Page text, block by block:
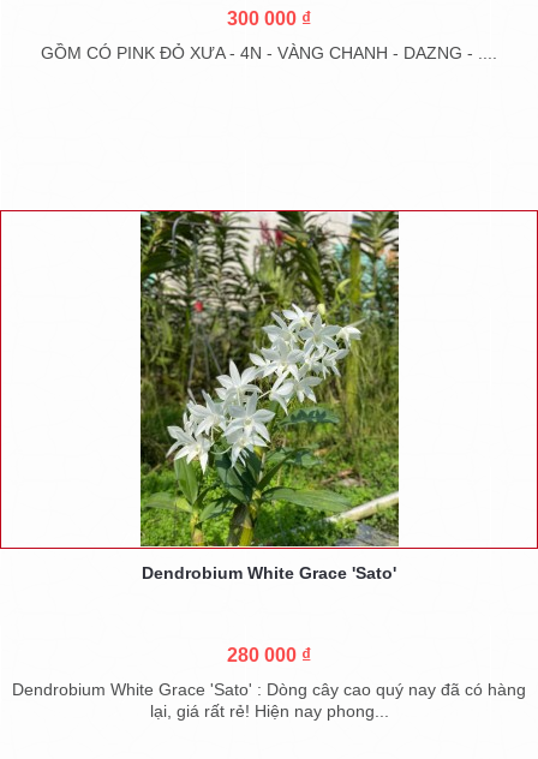
300 000 ₫
GỒM CÓ PINK ĐỎ XƯA - 4N - VÀNG CHANH - DAZNG - ....
Dendrobium White Grace 'Sato'
280 000 ₫
Dendrobium White Grace 'Sato' : Dòng cây cao quý nay đã có hàng
lại, giá rất rẻ! Hiện nay phong...